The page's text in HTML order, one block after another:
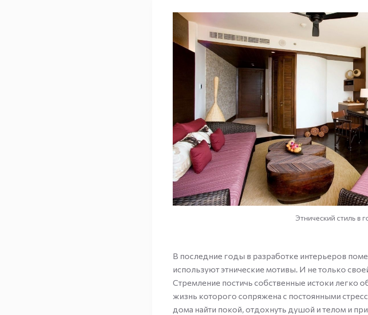
Этнический стиль в
В последние годы в разработке интерьеров
используют этнические мотивы. И не только
Стремление постичь собственные истоки легко
жизнь которого сопряжена с постоянными
дома найти покой, отдохнуть душой и телом и